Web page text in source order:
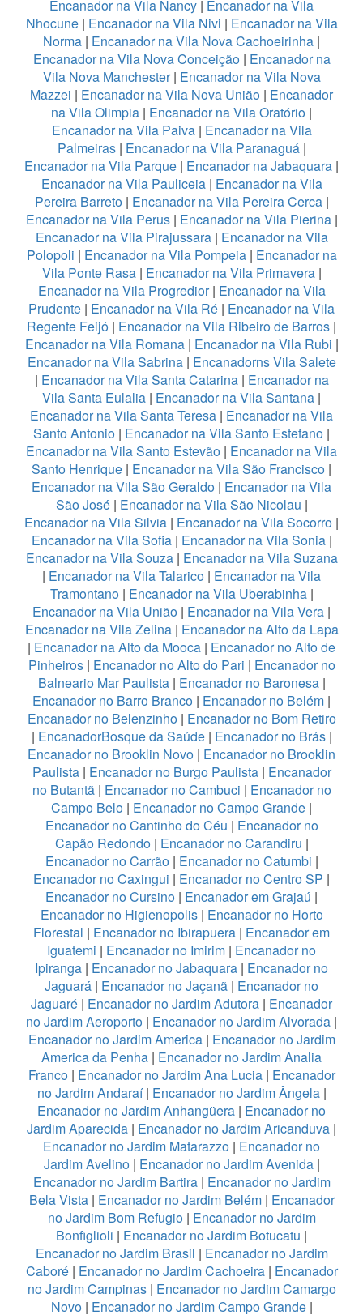
Encanador na Vila Nancy | Encanador na Vila
Nhocune| Encanador na Vila Nivi | Encanador na Vila
Norma | Encanador na Vila Nova Cachoeirinha |
Encanador na Vila Nova Conceição| Encanador na
Vila Nova Manchester| Encanador na Vila Nova
Mazzei | Encanador na Vila Nova União | Encanador
na Vila Olimpia | Encanador na Vila Oratório |
Encanador na Vila Paiva| Encanador na Vila
Palmeiras| Encanador na Vila Paranaguá|
Encanador na Vila Parque | Encanador na Jabaquara |
Encanador na Vila Pauliceia| Encanador na Vila
Pereira Barreto| Encanador na Vila Pereira Cerca|
Encanador na Vila Perus| Encanador na Vila Pierina|
Encanador na Vila Pirajussara| Encanador na Vila
Polopoli | Encanador na Vila Pompeia| Encanador na
Vila Ponte Rasa| Encanador na Vila Primavera|
Encanador na Vila Progredior| Encanador na Vila
Prudente | Encanador na Vila Ré | Encanador na Vila
Regente Feijó | Encanador na Vila Ribeiro de Barros |
Encanador na Vila Romana| Encanador na Vila Rubi |
Encanador na Vila Sabrina| Encanadorns Vila Salete
| Encanador na Vila Santa Catarina| Encanador na
Vila Santa Eulalia | Encanador na Vila Santana |
Encanador na Vila Santa Teresa | Encanador na Vila
Santo Antonio | Encanador na Vila Santo Estefano |
Encanador na Vila Santo Estevão | Encanador na Vila
Santo Henrique | Encanador na Vila São Francisco |
Encanador na Vila São Geraldo | Encanador na Vila
São José| Encanador na Vila São Nicolau |
Encanador na Vila Silvia | Encanador na Vila Socorro |
Encanador na Vila Sofia| Encanador na Vila Sonia|
Encanador na Vila Souza| Encanador na Vila Suzana
| Encanador na Vila Talarico | Encanador na Vila
Tramontano| Encanador na Vila Uberabinha|
Encanador na Vila União | Encanador na Vila Vera |
Encanador na Vila Zelina| Encanador na Alto da Lapa
| Encanador na Alto da Mooca | Encanador no Alto de
Pinheiros| Encanador no Alto do Pari | Encanador no
Balneario Mar Paulista| Encanador no Baronesa|
Encanador no Barro Branco | Encanador no Belém |
Encanador no Belenzinho| Encanador no Bom Retiro
| EncanadorBosque da Saúde| Encanador no Brás|
Encanador no Brooklin Novo | Encanador no Brooklin
Paulista| Encanador no Burgo Paulista| Encanador
no Butantã| Encanador no Cambuci | Encanador no
Campo Belo | Encanador no Campo Grande |
Encanador no Cantinho do Céu | Encanador no
Capão Redondo| Encanador no Carandiru |
Encanador no Carrão| Encanador no Catumbi |
Encanador no Caxingui | Encanador no Centro SP |
Encanador no Cursino | Encanador em Grajaú |
Encanador no Higienopolis| Encanador no Horto
Florestal | Encanador no Ibirapuera | Encanador em
Iguatemi | Encanador no Imirim | Encanador no
Ipiranga | Encanador no Jabaquara | Encanador no
Jaguará | Encanador no Jaçanã | Encanador no
Jaguaré | Encanador no Jardim Adutora | Encanador
no Jardim Aeroporto | Encanador no Jardim Alvorada |
Encanador no Jardim America| Encanador no Jardim
America da Penha | Encanador no Jardim Analia
Franco| Encanador no Jardim Ana Lucia| Encanador
no Jardim Andaraí| Encanador no Jardim Ângela|
Encanador no Jardim Anhangüera | Encanador no
Jardim Aparecida | Encanador no Jardim Aricanduva |
Encanador no Jardim Matarazzo | Encanador no
Jardim Avelino| Encanador no Jardim Avenida|
Encanador no Jardim Bartira| Encanador no Jardim
Bela Vista| Encanador no Jardim Belém| Encanador
no Jardim Bom Refugio| Encanador no Jardim
Bonfiglioli | Encanador no Jardim Botucatu |
Encanador no Jardim Brasil | Encanador no Jardim
Caboré| Encanador no Jardim Cachoeira| Encanador
no Jardim Campinas| Encanador no Jardim Camargo
Novo| Encanador no Jardim Campo Grande|